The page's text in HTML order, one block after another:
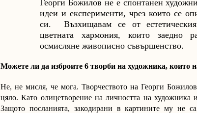
Георги Божилов не е спонтанен
идеи и експерименти, чрез които се
си. Възхищавам се от
цветната хармония, които заедно
осмисляне живописно съвършенство.
Можете ли да изброите 6 творби на художника, които
Не, не мисля, че мога. Творчеството на Георги
цяло. Като олицетворение на личността на художника
Защото посланията, закодирани в картините му не